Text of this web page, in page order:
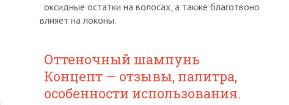
оксидные остатки на волосах, а также благотвоно
влияет на локоны.
Оттеночный шампунь
Концепт — отзывы, палитра,
особенности использования.